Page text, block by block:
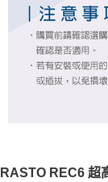
RASTO REC6 超